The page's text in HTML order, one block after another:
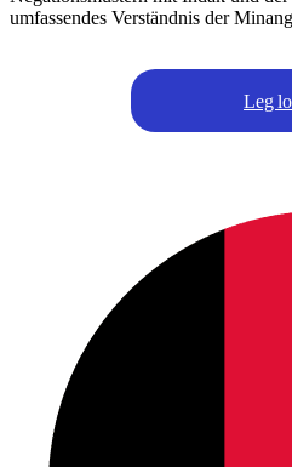
umfassendes Verständnis der
Leg